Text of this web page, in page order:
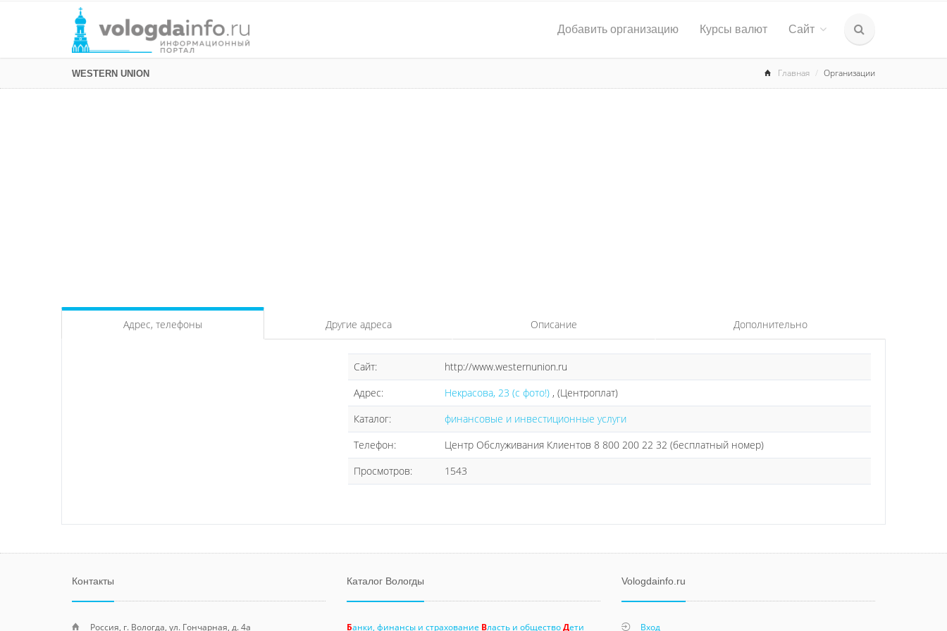
Добавить организацию Курсы валют Сайт
WESTERN UNION Главная Организации
Адрес, телефоны Другие адреса Описание Дополнительно
Сайт:
http://www.westernunion.ru
Адрес:
Некрасова, 23 (с фото!) , (Центроплат)
Каталог:
финансовые и инвестиционные услуги
Телефон:
Центр Обслуживания Клиентов 8 800 200 22 32 (бесплатный номер)
Просмотров:
1543
Контакты
Россия, г. Вологда, ул. Гончарная, д. 4а
Каталог Вологды
Банки, финансы и страхование Власть и обществоДети
Vologdainfo.ru
Вход